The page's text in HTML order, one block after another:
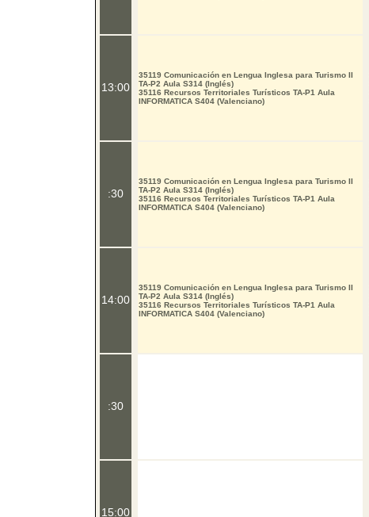
13:00
:30
14:00
:30
15:00
35119 Comunicación en Lengua Inglesa para Turismo II
TA-P2 Aula S314 (Inglés)
35116 Recursos Territoriales Turísticos TA-P1 Aula
INFORMATICA S404 (Valenciano)
35119 Comunicación en Lengua Inglesa para Turismo II
TA-P2 Aula S314 (Inglés)
35116 Recursos Territoriales Turísticos TA-P1 Aula
INFORMATICA S404 (Valenciano)
35119 Comunicación en Lengua Inglesa para Turismo II
TA-P2 Aula S314 (Inglés)
35116 Recursos Territoriales Turísticos TA-P1 Aula
INFORMATICA S404 (Valenciano)